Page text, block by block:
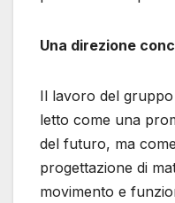
Una direzione
Il lavoro del
letto come una
del futuro, ma
progettazione di
movimento e